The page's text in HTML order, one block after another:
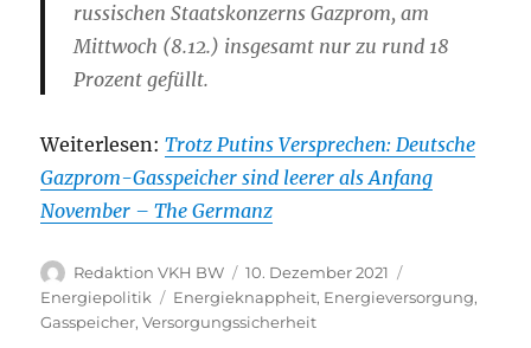
russischen Staatskonzerns Gazprom, am
Mittwoch (8.12.) insgesamt nur zu rund 18
Prozent gefüllt.
Weiterlesen:Trotz Putins Versprechen: Deutsche
Gazprom-Gasspeicher sind leerer als Anfang
November – The Germanz
Autor
Redaktion VKH BW
Veröffentlicht
am
10. Dezember 2021
Energiepolitik
Schlagwörter
Energieknappheit, Energieversorgung,
Gasspeicher,Versorgungssicherheit